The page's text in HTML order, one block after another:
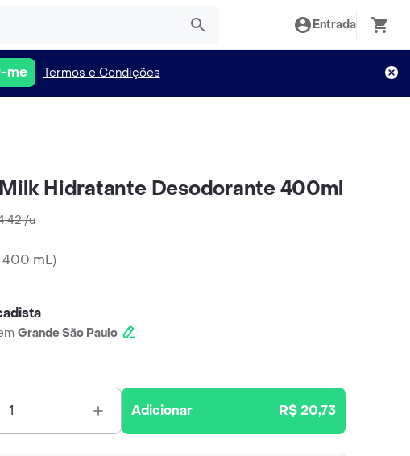
Entrada
me Termos e Condições
Hidratante Desodorante 400ml
/u
400 mL)
Grande São Paulo
1 Adicionar R$ 20,73